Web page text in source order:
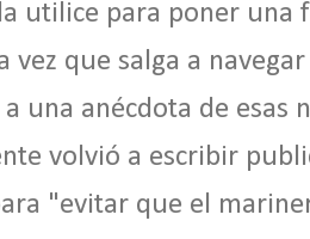
utilice para poner una
vez que salga a
una anécdota de esas
volvió a escribir
"evitar que el